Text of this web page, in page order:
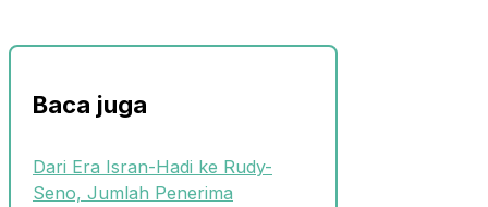
Baca juga
Dari Era Isran-Hadi ke Rudy-
Seno, Jumlah Penerima